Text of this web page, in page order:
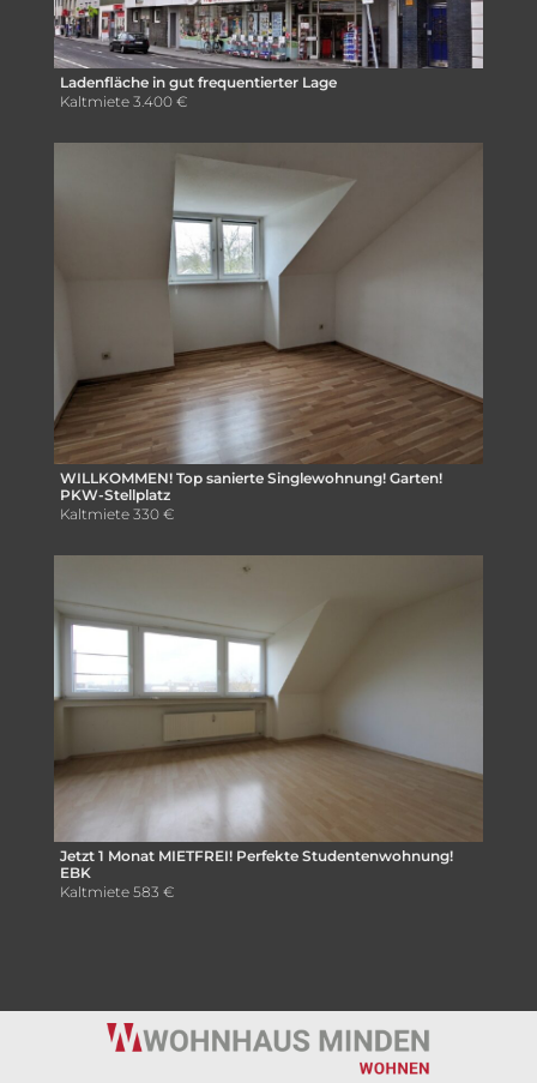
Ladenfläche in gut frequentierter Lage
Kaltmiete 3.400 €
WILLKOMMEN! Top sanierte Singlewohnung! Garten!
PKW-Stellplatz
Kaltmiete 330 €
Jetzt 1 Monat MIETFREI! Perfekte Studentenwohnung!
EBK
Kaltmiete 583 €